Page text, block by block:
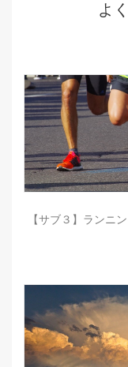
よ
【サブ３】ランニ